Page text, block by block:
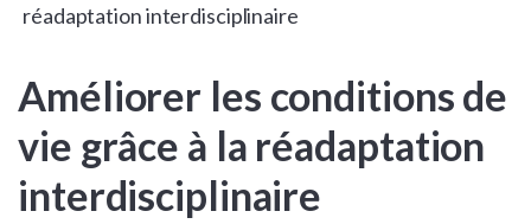
réadaptation interdisciplinaire
Améliorer les conditions de
vie grâce à la réadaptation
interdisciplinaire